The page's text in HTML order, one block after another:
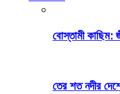
বোস্তামী কাছিম:
তের শত নদীর